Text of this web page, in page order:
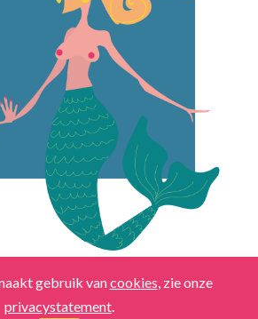
-Copyrights
gebruik vancookies, zie onze
privacystatement.